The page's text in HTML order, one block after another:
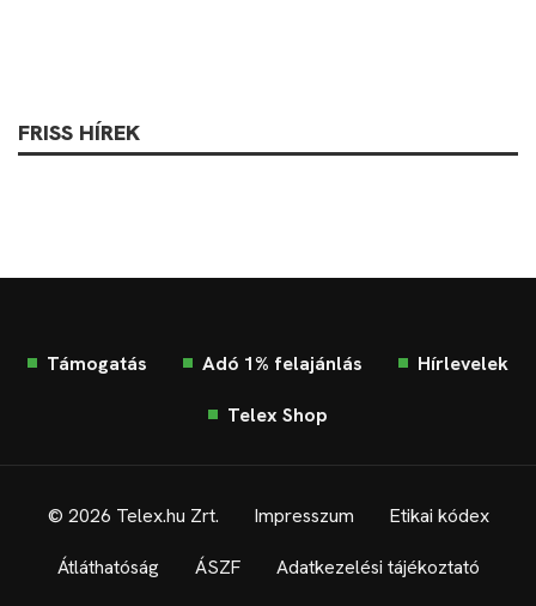
FRISS HÍREK
Támogatás Adó 1% felajánlás Hírlevelek
Telex Shop
© 2026 Telex.hu Zrt. Impresszum Etikai kódex
Átláthatóság ÁSZF Adatkezelési tájékoztató